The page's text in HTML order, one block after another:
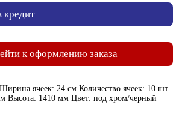
кредит
к оформлению заказа
ячеек: 24 см Количество ячеек: 10 шт
Высота: 1410 мм Цвет: под хром/черный